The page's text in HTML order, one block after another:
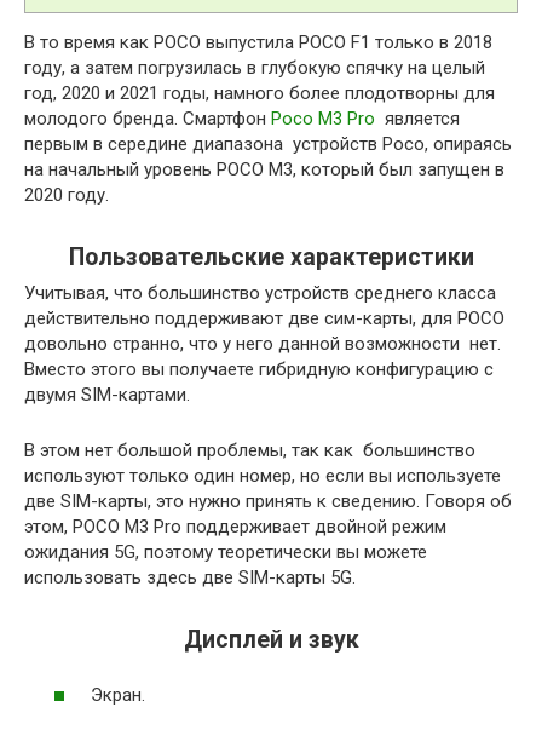
В то время как POCO выпустила POCO F1 только в 2018
году, а затем погрузилась в глубокую спячку на целый
год, 2020 и 2021 годы, намного более плодотворны для
молодого бренда. Смартфон Poco M3 Pro является
первым в середине диапазона устройств Poco, опираясь
на начальный уровень POCO M3, который был запущен в
2020 году.
Пользовательские характеристики
Учитывая, что большинство устройств среднего класса
действительно поддерживают две сим-карты, для POCO
довольно странно, что у него данной возможности нет.
Вместо этого вы получаете гибридную конфигурацию с
двумя SIM-картами.
В этом нет большой проблемы, так как большинство
используют только один номер, но если вы используете
две SIM-карты, это нужно принять к сведению. Говоря об
этом, POCO M3 Pro поддерживает двойной режим
ожидания 5G, поэтому теоретически вы можете
использовать здесь две SIM-карты 5G.
Дисплей и звук
Экран.